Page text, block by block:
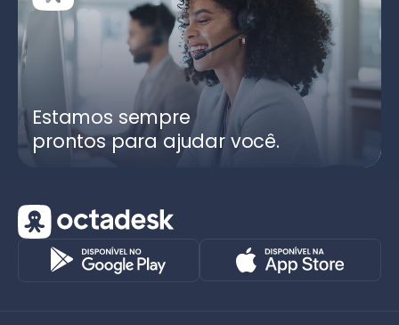
Estamos sempre
prontos para ajudar você.